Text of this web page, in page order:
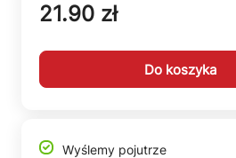
21.90 zł
Do koszyka
Wyślemy pojutrze